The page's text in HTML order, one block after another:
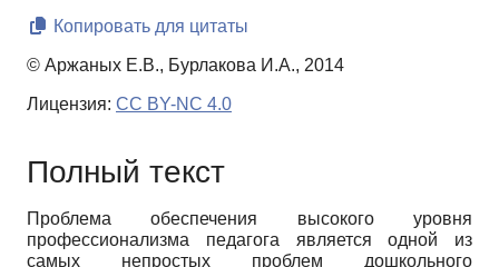
Копировать для цитаты
© Аржаных Е.В., Бурлакова И.А., 2014
Лицензия: CC BY-NC 4.0
Полный текст
Проблема обеспечения высокого уровня
профессионализма педагога является одной из
самых непростых проблем дошкольного